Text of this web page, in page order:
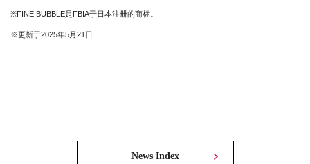
※FINE BUBBLE是FBIA于日本注册的商标。
※更新于2025年5月21日
News Index